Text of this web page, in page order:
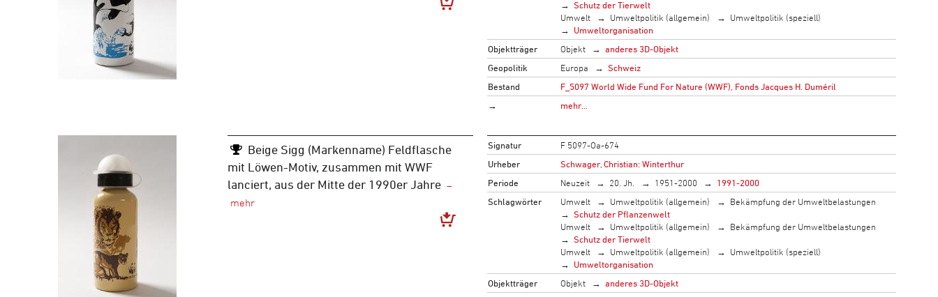
Schutz der Tierwelt
Umwelt
Umweltpolitik (allgemein)
Umweltpolitik (speziell)
Umweltorganisation
Objektträger
Objekt
anderes 3D-Objekt
Geopolitik
Europa
Schweiz
Bestand
F_5097 World Wide Fund For Nature (WWF), Fonds Jacques H. Duméril
→
mehr…
Beige Sigg (Markenname) Feldflasche
mit Löwen-Motiv, zusammen mit WWF
lanciert, aus der Mitte der 1990er Jahre
Signatur
F 5097-Oa-674
Urheber
Schwager, Christian: Winterthur
Periode
Neuzeit 20. Jh. 1951-2000
1991-2000
Schlagwörter
Umwelt Umweltpolitik (allgemein)
Bekämpfung der Umweltbelastungen
Schutz der Pflanzenwelt
Umwelt
Umweltpolitik (allgemein)
Bekämpfung der Umweltbelastungen
Schutz der Tierwelt
Umwelt
Umweltpolitik (allgemein)
Umweltpolitik (speziell)
Umweltorganisation
Objektträger
Objekt
anderes 3D-Objekt